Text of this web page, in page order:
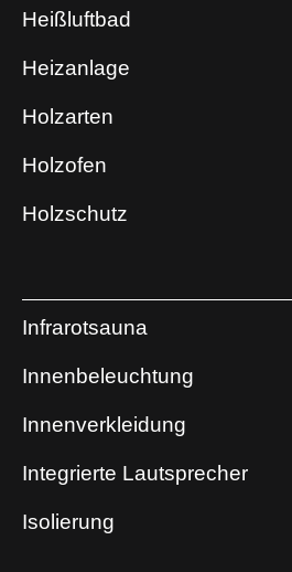
Heißluftbad
Heizanlage
Holzarten
Holzofen
Holzschutz
Infrarotsauna
Innenbeleuchtung
Innenverkleidung
Integrierte Lautsprecher
Isolierung